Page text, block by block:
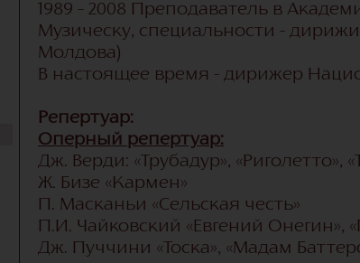
1989 – 2008 Преподаватель в
Музическу, специальности -
Молдова)
В настоящее время - дирижер
Репертуар:
Оперный репертуар:
Дж. Верди: «Трубадур», «Риголетто»,
Ж. Бизе «Кармен»
П. Масканьи «Сельская честь»
П.И. Чайковский «Евгений Онегин»,
Дж. Пуччини «Тоска», «Мадам